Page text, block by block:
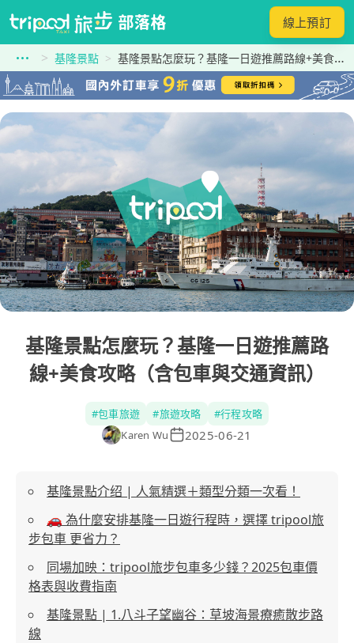
線上預訂
基隆景點 基隆景點怎麼玩？基隆一日遊推薦路線+美食攻略（含包車與交通資訊）
基隆景點怎麼玩？基隆一日遊推薦路
線+美食攻略（含包車與交通資訊）
#包車旅遊 #旅遊攻略 #行程攻略
Karen Wu
2025-06-21
基隆景點介绍 | 人氣精選＋類型分類一次看！
🚗 為什麼安排基隆一日遊行程時，選擇 tripool旅
步包車 更省力？
同場加映：tripool旅步包車多少錢？2025包車價
格表與收費指南
基隆景點 | 1.八斗子望幽谷：草坡海景療癒散步路
線